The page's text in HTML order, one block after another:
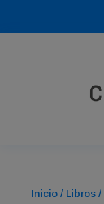
Inicio/ Libros/